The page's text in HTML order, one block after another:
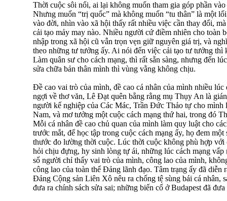
Thời cuộc sôi nổi, ai lại không muốn tham gia góp phần
Nhưng muốn “trị quốc” mà không muốn “tu thân” là một
vào đời, nhìn vào xã hội thấy rất nhiều việc cần thay đổi,
cải tạo mảy may nào. Nhiều người cứ điềm nhiên cho toàn
nhập trong xã hội cũ vẫn trọn vẹn giữ nguyên giá trị, và
theo những tư tưởng ấy. Ai nói đến việc cải tạo tư tưởng thì
Làm quân sư cho cách mạng, thì rất sẵn sàng, nhưng đến
sửa chữa bản thân mình thì vùng vằng không chịu.
Đề cao vai trò của mình, đề cao cá nhân của mình nhiều
ngợi về thơ văn, Lê Đạt quên bẵng rằng mụ Thụy An là
người kế nghiệp của Các Mác, Trần Đức Thảo tự cho mình
Nam, và mơ tưởng một cuộc cách mạng thứ hai, trong đó
Mỗi cá nhân đề cao chủ quan của mình làm quy luật cho
trước mắt, để học tập trong cuộc cách mạng ấy, họ đem
thước đo lường thời cuộc. Lúc thời cuộc không phù hợp với
hỏi chịu đựng, hy sinh lòng tự ái, những lúc cách mạng
số người chỉ thấy vai trò của mình, công lao của mình,
công lao của toàn thể Đảng lãnh đạo. Tâm trạng ấy đã
Đảng Cộng sản Liên Xô nêu ra chống tệ sùng bái cá nhân,
đưa ra chính sách sửa sai; những biến cố ở Budapest đã